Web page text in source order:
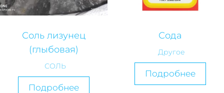
Соль лизунец
(глыбовая)
СОЛЬ
Подробнее
Сода
Другое
Подробнее